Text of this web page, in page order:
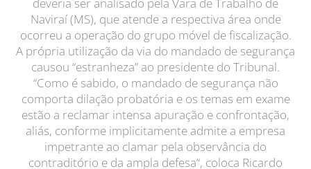
Naviraí (MS), que atende a respectiva área onde
ocorreu a operação do grupo móvel de fiscalização.
A própria utilização da via do mandado de segurança
causou “estranheza” ao presidente do Tribunal.
“Como é sabido, o mandado de segurança não
comporta dilação probatória e os temas em exame
estão a reclamar intensa apuração e confrontação,
aliás, conforme implicitamente admite a empresa
impetrante ao clamar pela observância do
contraditório e da ampla defesa“, coloca Ricardo